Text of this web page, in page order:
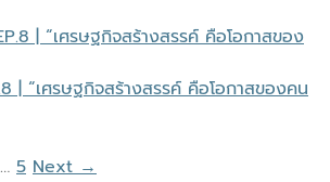
| “เศรษฐกิจสร้างสรรค์ คือโอกาสของคน
… 5 Next →